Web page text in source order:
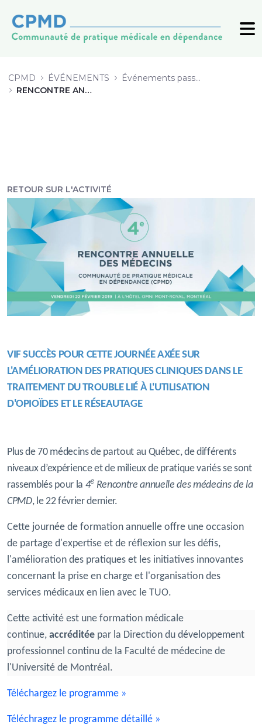
CPMD ÉVÉNEMENTS
Événements passés (archive)
RENCONTRE ANNUELLE 2019
RETOUR SUR L'ACTIVITÉ
VIF SUCCÈS POUR CETTE JOURNÉE AXÉE SUR
L'AMÉLIORATION DES PRATIQUESCLINIQUESDANS LE
TRAITEMENT DU TROUBLE LIÉ À L'UTILISATION
D'OPIOÏDES ET LE RÉSEAUTAGE
Plus de 70 médecins de partout au Québec, de différents
niveaux d’expérience et de milieux de pratique variés se sont
rassemblés pour la 4e Rencontre annuelle des médecins de la
CPMD, le 22 février dernier.
Cette journée de formation annuelle offre une occasion
de partage d'expertise et de réflexion sur les défis,
l'amélioration des pratiques et les initiatives innovantes
concernant la prise en charge et l'organisation des
services médicaux en lien avec le TUO.
Cette activité est une formation médicale
continue, accréditée par la Direction du développement
professionnel continu de la Faculté de médecine de
l'Université de Montréal.
Téléchargez le programme »
Téléchragez le programme détaillé »